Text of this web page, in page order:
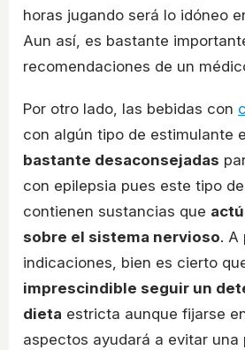
horas jugando será lo idóneo
Aun así, es bastante
recomendaciones de un
Por otro lado, las bebidas con
con algún tipo de estimulante
bastante desaconsejadas
con epilepsia pues este tipo
contienen sustancias que
sobre el sistema nervioso. A
indicaciones, bien es cierto
imprescindible seguir un
dieta estricta aunque fijarse
aspectos ayudará a evitar una